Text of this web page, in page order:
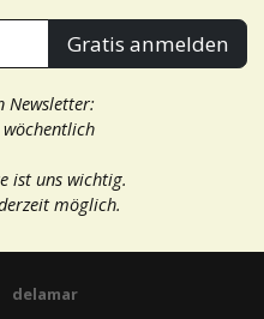
Gratis anmelden
Newsletter:
wöchentlich
ist uns wichtig.
möglich.
delamar